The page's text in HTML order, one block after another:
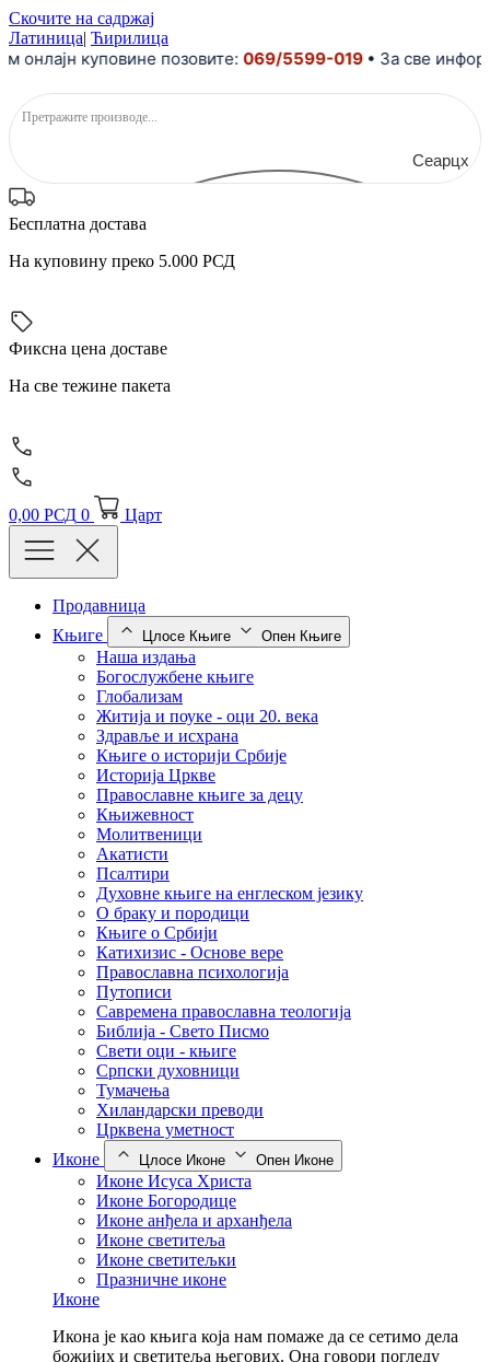
Скочите на садржај
Латиница| Ћирилица
куповине позовите:069/5599-019• За све
Сеарцх
Бесплатна достава
На куповину преко 5.000 РСД
Фиксна цена доставе
На све тежине пакета
0,00 РСД 0 Царт
Продавница
Књиге
Цлосе Књиге Опен Књиге
Наша издања
Богослужбене књиге
Глобализам
Житија и поуке - оци 20. века
Здравље и исхрана
Књиге о историји Србије
Историја Цркве
Православне књиге за децу
Књижевност
Молитвеници
Акатисти
Псалтири
Духовне књиге на енглеском језику
О браку и породици
Књиге о Србији
Катихизис - Основе вере
Православна психологија
Путописи
Савремена православна теологија
Библија - Свето Писмо
Свети оци - књиге
Српски духовници
Тумачења
Хиландарски преводи
Црквена уметност
Иконе
Цлосе Иконе Опен Иконе
Иконе Исуса Христа
Иконе Богородице
Иконе анђела и арханђела
Иконе светитеља
Иконе светитељки
Празничне иконе
Иконе
Икона је као књига која нам помаже да се сетимо дела
божијих и светитеља његових. Она говори погледу